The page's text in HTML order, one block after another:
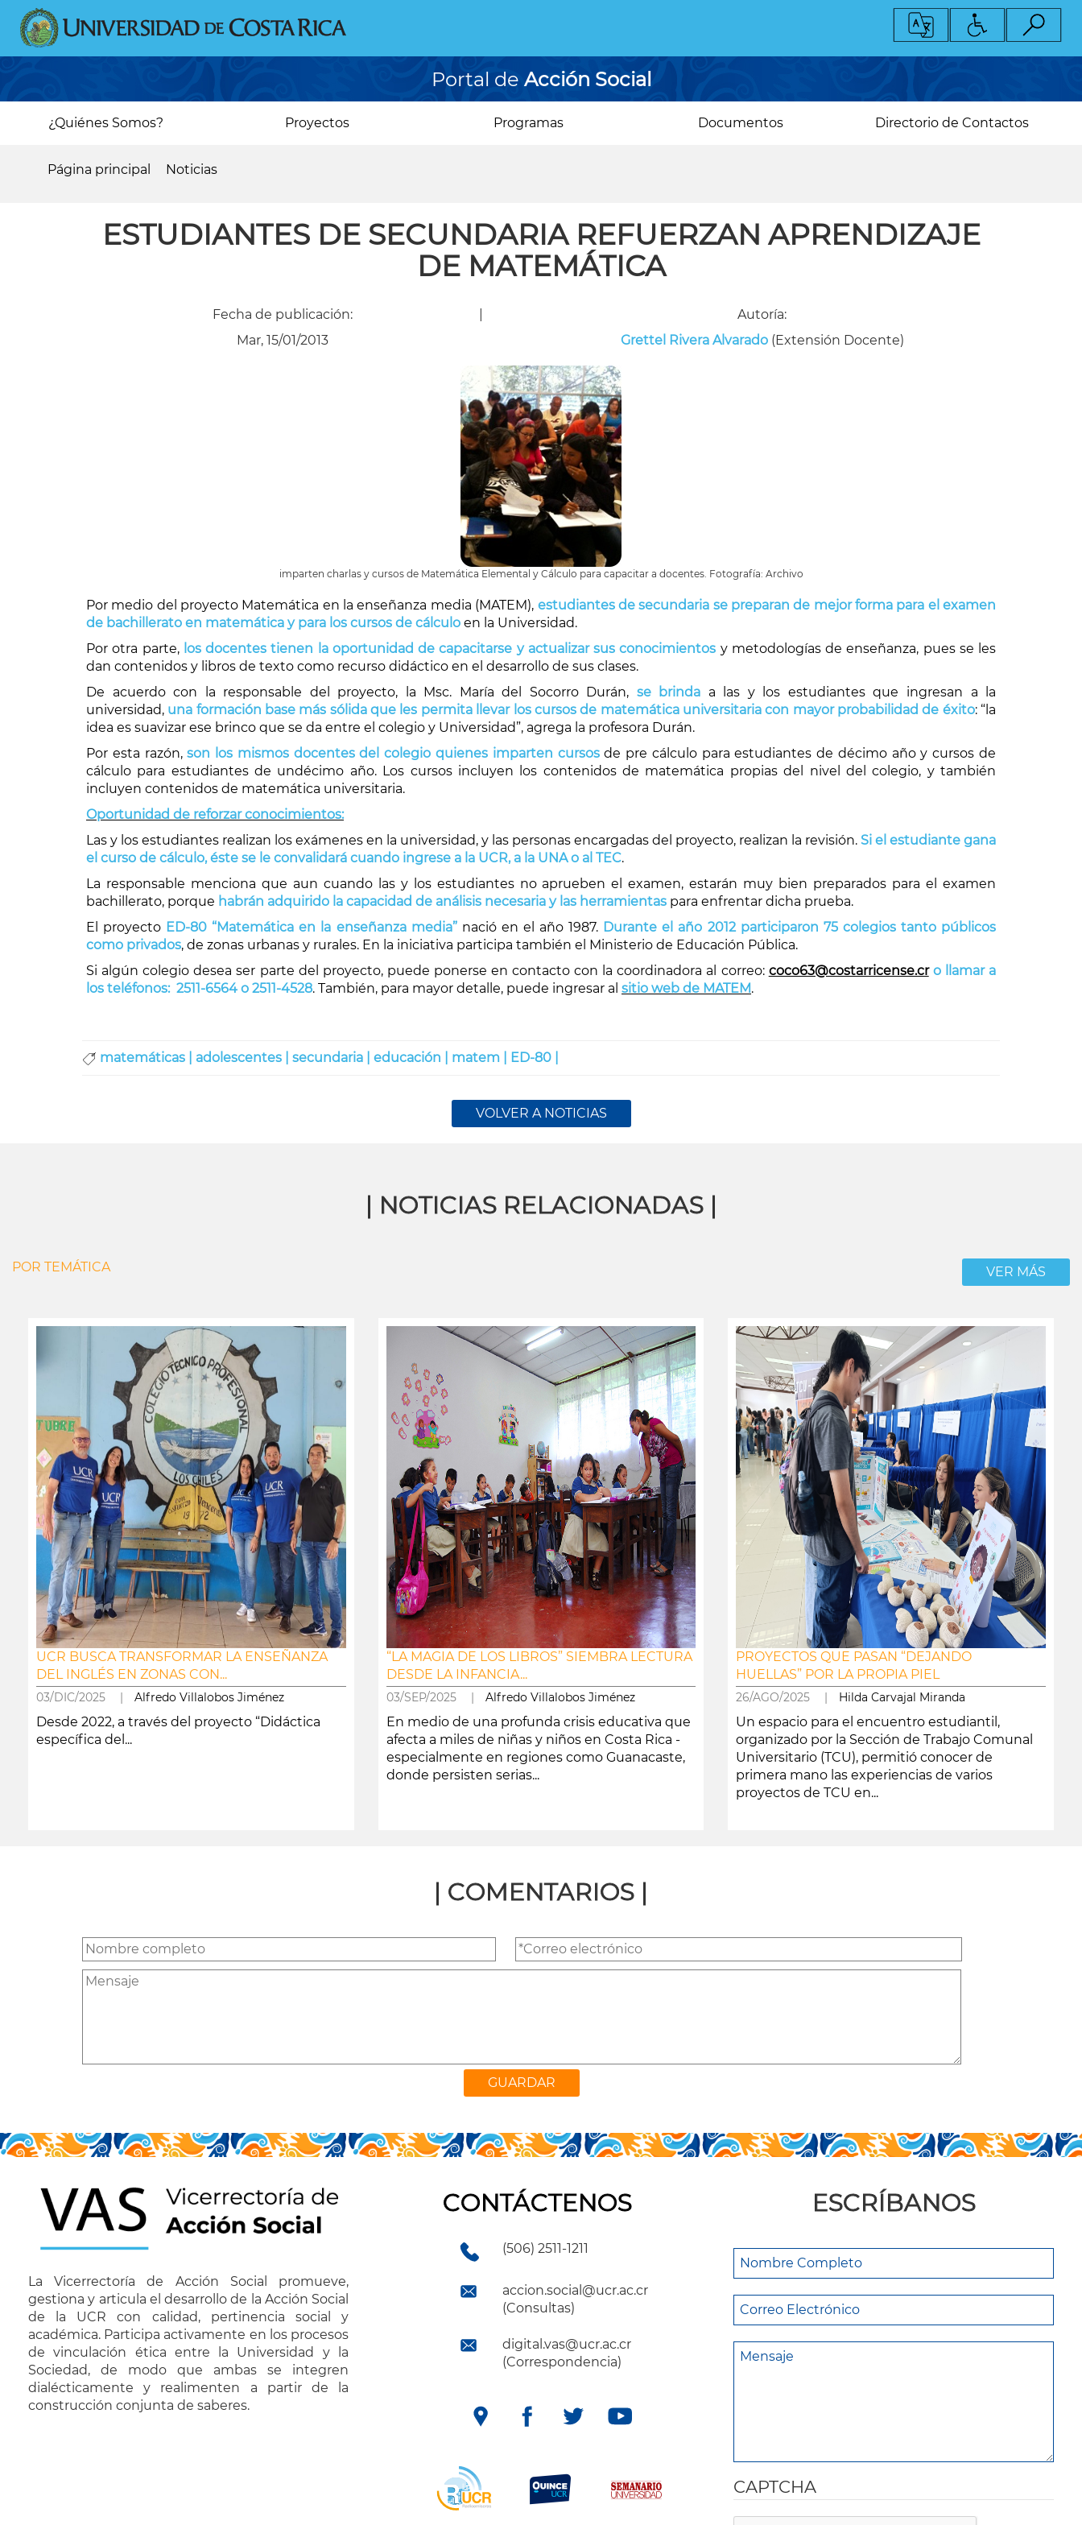
Pasar
contenido
principal
Portal de Acción Social
Main¿Quiénes Somos? Proyectos Programas Documentos Directorio de Contactos
enlaces
Página principal Noticias
ESTUDIANTES DE SECUNDARIA REFUERZAN APRENDIZAJE
DE MATEMÁTICA
Fecha de publicación:
Mar, 15/01/2013
Autoría:
Grettel Rivera Alvarado(Extensión Docente)
imparten charlas y cursos de Matemática Elemental y Cálculo para capacitar a docentes. Fotografía: Archivo
Por medio del proyecto Matemática en la enseñanza media (MATEM), estudiantes de secundaria se preparan de mejor forma para el examen
de bachillerato en matemática y para los cursos de cálculo en la Universidad.
Por otra parte, los docentes tienen la oportunidad de capacitarse y actualizar sus conocimientos y metodologías de enseñanza, pues se les
dan contenidos y libros de texto como recurso didáctico en el desarrollo de sus clases.
De acuerdo con la responsable del proyecto, la Msc. María del Socorro Durán, sebrinda a las y los estudiantes que ingresan a la
universidad, una formación base más sólida que les permita llevar los cursos de matemática universitaria con mayor probabilidad de éxito: “la
idea es suavizar ese brinco que se da entre el colegio y Universidad”, agrega la profesora Durán.
Por esta razón,son los mismos docentes del colegio quienes imparten cursosde pre cálculo para estudiantes de décimo año y cursos de
cálculo para estudiantes de undécimo año. Los cursos incluyen los contenidos de matemática propias del nivel del colegio, y también
incluyen contenidos de matemática universitaria.
Oportunidad de reforzar conocimientos:
Las y los estudiantes realizan los exámenes en la universidad, y las personas encargadas del proyecto, realizan la revisión. Si el estudiante gana
el curso de cálculo, éste se le convalidará cuando ingrese a la UCR, a la UNA o al TEC.
La responsable menciona que aun cuando las y los estudiantes no aprueben el examen, estarán muy bien preparados para el examen
bachillerato, porque habrán adquirido la capacidad de análisis necesaria y las herramientas para enfrentar dicha prueba.
El proyecto ED-80 “Matemática en la enseñanza media”nació en el año 1987. Durante el año 2012 participaron 75 colegios tanto públicos
como privados, de zonas urbanas y rurales. En la iniciativa participa también el Ministerio de Educación Pública.
Si algún colegio desea ser parte del proyecto, puede ponerse en contacto con la coordinadora al correo: coco63@costarricense.cro llamar a
los teléfonos: 2511-6564 o 2511-4528. También, para mayor detalle, puede ingresar al sitio web de MATEM.
matemáticas | adolescentes | secundaria | educación | matem | ED-80 |
VOLVER A NOTICIAS
| NOTICIAS RELACIONADAS |
POR TEMÁTICA VER MÁS
UCR BUSCA TRANSFORMAR LA ENSEÑANZA
DEL INGLÉS EN ZONAS CON...
03/DIC/2025 | Alfredo Villalobos Jiménez
Desde 2022, a través del proyecto “Didáctica
específica del...
“LA MAGIA DE LOS LIBROS” SIEMBRA LECTURA
DESDE LA INFANCIA...
03/SEP/2025 | Alfredo Villalobos Jiménez
En medio de una profunda crisis educativa que
afecta a miles de niñas y niños en Costa Rica -
especialmente en regiones como Guanacaste,
donde persisten serias...
PROYECTOS QUE PASAN “DEJANDO
HUELLAS” POR LA PROPIA PIEL
26/AGO/2025 | Hilda Carvajal Miranda
Un espacio para el encuentro estudiantil,
organizado por la Sección de Trabajo Comunal
Universitario (TCU), permitió conocer de
primera mano las experiencias de varios
proyectos de TCU en...
| COMENTARIOS |
La Vicerrectoría de Acción Social promueve,
gestiona y articula el desarrollo de la Acción Social
de la UCR con calidad, pertinencia social y
académica. Participa activamente en los procesos
de vinculación ética entre la Universidad y la
Sociedad, de modo que ambas se integren
dialécticamente y realimenten a partir de la
construcción conjunta de saberes.
CONTÁCTENOS
(506) 2511-1211
accion.social@ucr.ac.cr
(Consultas)
digital.vas@ucr.ac.cr
(Correspondencia)
ESCRÍBANOS
CAPTCHA